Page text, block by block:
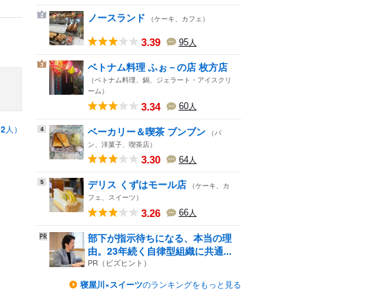
2人）
2 ノースランド （ケーキ、カフェ）
3.39 95人
3 ベトナム料理 ふぉ－の店 枚方店
（ベトナム料理、鍋、ジェラート・アイスクリ
ーム）
3.34 60人
4 ベーカリー＆喫茶 ブンブン （パ
ン、洋菓子、喫茶店）
3.30 64人
5 デリス くずはモール店 （ケーキ、カ
フェ、スイーツ）
3.26 66人
部下が指示待ちになる、本当の理
由。23年続く自律型組織に共通...
PR（ビズヒント）
寝屋川×スイーツのランキングをもっと見る